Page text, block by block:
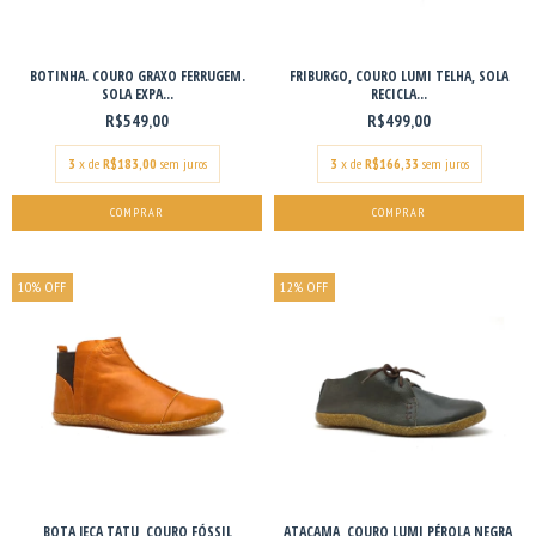
BOTINHA. COURO GRAXO FERRUGEM.
SOLA EXPA...
R$549,00
3 x de R$183,00 sem juros
COMPRAR
FRIBURGO, COURO LUMI TELHA, SOLA
RECICLA...
R$499,00
3 x de R$166,33 sem juros
COMPRAR
10% OFF 12% OFF